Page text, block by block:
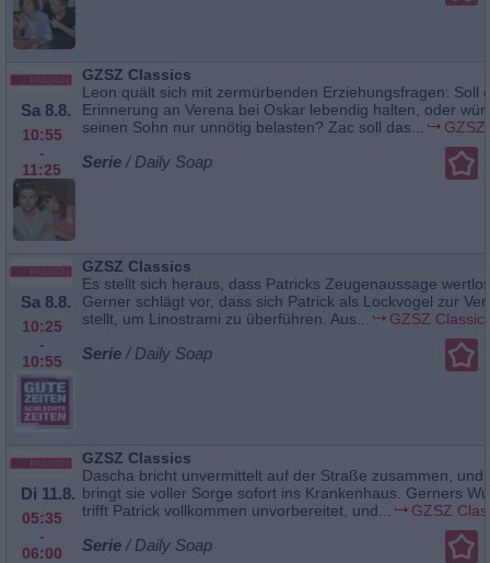
Sa 8.8.
10:55
-
11:25
GZSZ Classics
Leon quält sich mit zermürbenden Erziehungsfragen: Soll
Erinnerung an Verena bei Oskar lebendig halten, oder
seinen Sohn nur unnötig belasten? Zac soll das...
GZSZ
Serie / Daily Soap
Sa 8.8.
10:25
-
10:55
GZSZ Classics
Es stellt sich heraus, dass Patricks Zeugenaussage
Gerner schlägt vor, dass sich Patrick als Lockvogel zur
stellt, um Linostrami zu überführen. Aus...
GZSZ
Serie / Daily Soap
Di 11.8.
05:35
-
06:00
GZSZ Classics
Dascha bricht unvermittelt auf der Straße zusammen, und
bringt sie voller Sorge sofort ins Krankenhaus. Gerners
trifft Patrick vollkommen unvorbereitet, und...
GZSZ
Serie / Daily Soap